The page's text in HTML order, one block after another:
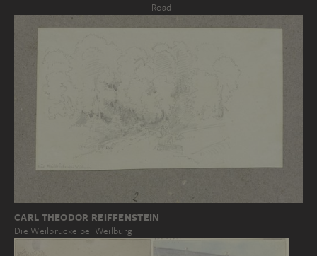
Road
CARL THEODOR REIFFENSTEIN
Die Weilbrücke bei Weilburg